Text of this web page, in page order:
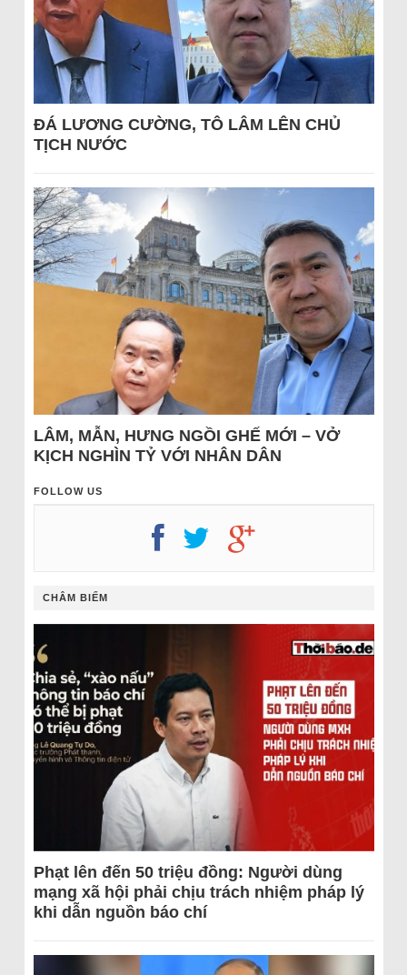
ĐÁ LƯƠNG CƯỜNG, TÔ LÂM LÊN CHỦ
TỊCH NƯỚC
LÂM, MẪN, HƯNG NGỒI GHẾ MỚI – VỞ
KỊCH NGHÌN TỶ VỚI NHÂN DÂN
FOLLOW US
CHÂM BIẾM
Phạt lên đến 50 triệu đồng: Người dùng
mạng xã hội phải chịu trách nhiệm pháp lý
khi dẫn nguồn báo chí